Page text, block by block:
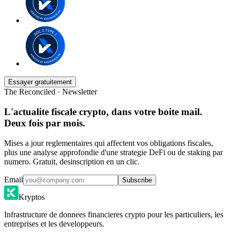
Essayer gratuitement
The Reconciled · Newsletter
L'actualite fiscale crypto, dans votre boite mail.
Deux fois par mois.
Mises a jour reglementaires qui affectent vos obligations fiscales,
plus une analyse approfondie d'une strategie DeFi ou de staking par
numero. Gratuit, desinscription en un clic.
Email Subscribe
Kryptos
Infrastructure de donnees financieres crypto pour les particuliers, les
entreprises et les developpeurs.